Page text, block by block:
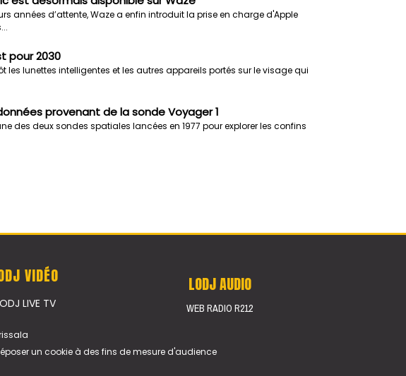
années d’attente, Waze a enfin introduit la prise en charge d'Apple
pour 2030
les lunettes intelligentes et les autres appareils portés sur le visage qui
provenant de la sonde Voyager 1
des deux sondes spatiales lancées en 1977 pour explorer les confins
VIDÉO
LIVE TV
LODJ AUDIO
WEB RADIO R212
un cookie à des fins de mesure d'audience